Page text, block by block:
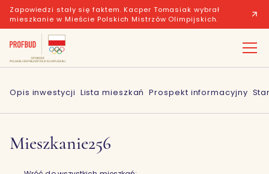
Zapowiedzi stały się faktem. Kacper Tomasiak wybrał
mieszkanie w Mieście Polskich Mistrzów Olimpijskich.
Opis inwestycji Lista mieszkań Prospekt informacyjny
Mieszkanie256